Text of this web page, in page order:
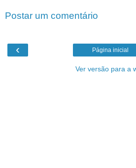
Postar um comentário
‹ Página inicial
Ver versão para a